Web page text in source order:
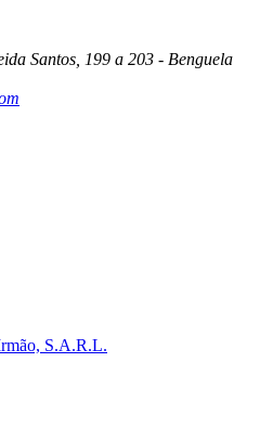
Santos, 199 a 203 - Benguela
S.A.R.L.